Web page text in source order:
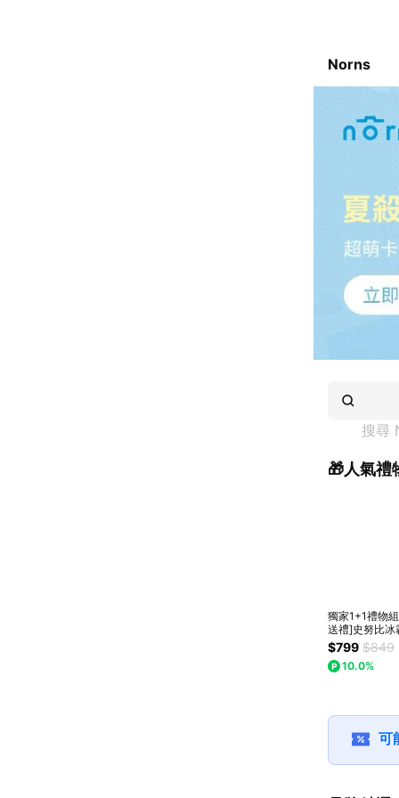
Norns
搜尋
🎁人氣禮
獨家1+1禮物
送禮]史努比冰
X1+史努比鋁
X1『LINE禮物
組合』
$799 $849
10.0%
可